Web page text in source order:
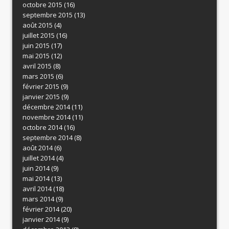
octobre 2015 (16)
septembre 2015 (13)
août 2015 (4)
juillet 2015 (16)
juin 2015 (17)
mai 2015 (12)
avril 2015 (8)
mars 2015 (6)
février 2015 (9)
janvier 2015 (9)
décembre 2014(11)
novembre 2014(11)
octobre 2014(16)
septembre 2014(8)
août 2014(6)
juillet 2014(4)
juin 2014(9)
mai 2014(13)
avril 2014(18)
mars 2014(9)
février 2014(20)
janvier 2014(9)